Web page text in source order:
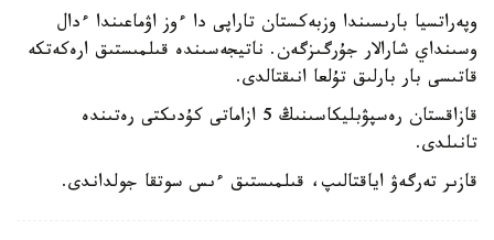
وپەراتسيا بارىسىندا وزبەكستان تاراپى دا ءوز اۋماعىندا ءدال
وسىنداي شارالار جۇرگىزگەن. ناتيجەسىندە قىلمىستىق ارەكەتكە
قاتىسى بار بارلىق تۇلعا انىقتالدى.
قازاقستان رەسپۋبليكاسىنىڭ 5 ازاماتى كۇدىكتى رەتىندە
تانىلدى.
قازىر تەرگەۋ اياقتالىپ، قىلمىستىق ءىس سوتقا جولداندى.